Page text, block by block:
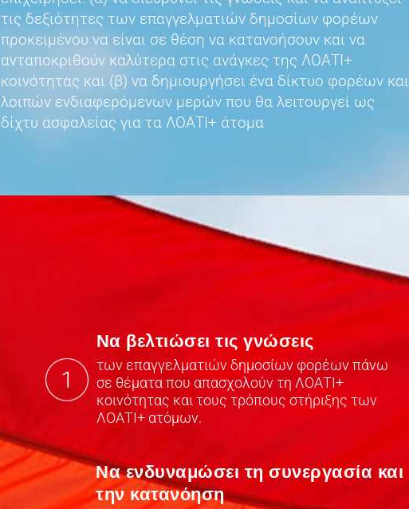
τις δεξιότητες των επαγγελματιών δημοσίων φορέων
προκειμένου να είναι σε θέση να κατανοήσουν και να
ανταποκριθούν καλύτερα στις ανάγκες της ΛΟΑΤΙ+
κοινότητας και (β) να δημιουργήσει ένα δίκτυο φορέων και
λοιπών ενδιαφερόμενων μερών που θα λειτουργεί ως
δίχτυ ασφαλείας για τα ΛΟΑΤΙ+ άτομα
Να βελτιώσει τις γνώσεις
των επαγγελματιών δημοσίων φορέων πάνω
σε θέματα που απασχολούν τη ΛΟΑΤΙ+
κοινότητας και τους τρόπους στήριξης των
ΛΟΑΤΙ+ ατόμων.
Να ενδυναμώσει τη συνεργασία και
την κατανόηση